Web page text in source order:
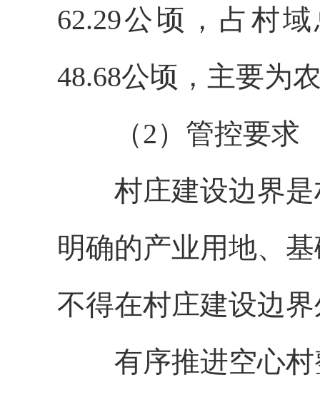
62.29公顷，占村
48.68公顷，主要为
（2）管控要求
村庄建设边界
明确的产业用地、
不得在村庄建设边
有序推进空心